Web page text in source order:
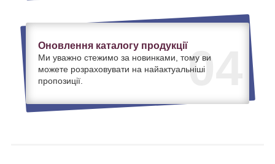
04
Оновлення каталогу продукції
Ми уважно стежимо за новинками, тому ви
можете розраховувати на найактуальніші
пропозиції.